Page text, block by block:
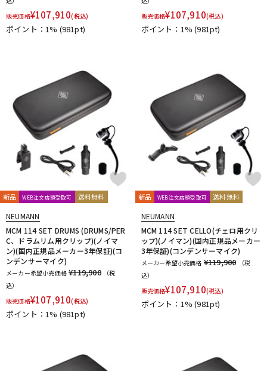
販売価格¥107,910(税込)
ポイント：1% (981pt)
販売価格¥107,910(税込)
ポイント：1%(981pt)
新品 WEB注文店頭受取可 送料無料
NEUMANN
MCM 114 SET DRUMS (DRUMS/PER
C、ドラムリム用クリップ)(ノイマ
ン)(国内正規品メーカー3年保証)(コ
ンデンサーマイク)
メーカー希望小売価格 ¥119,900
（税
込）
販売価格¥107,910(税込)
ポイント：1% (981pt)
新品 WEB注文店頭受取可 送料無料
NEUMANN
MCM 114 SET CELLO(チェロ用クリ
ップ)(ノイマン)(国内正規品メーカー
3年保証)(コンデンサーマイク)
メーカー希望小売価格 ¥119,900
（税
込）
販売価格¥107,910(税込)
ポイント：1%(981pt)